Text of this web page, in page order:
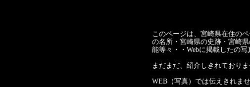
このページは、宮崎県在住の
の名所・宮崎県の史跡・宮崎
能等々・・Webに掲載したの
まだまだ、紹介しきれており
WEB（写真）では伝えきれま